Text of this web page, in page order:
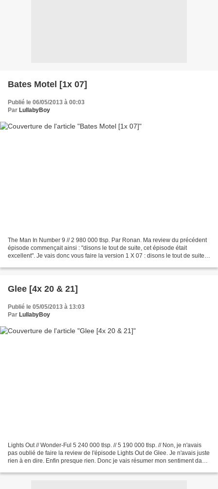
Bates Motel [1x 07]
Publié le 06/05/2013 à 00:03
Par LullabyBoy
The Man In Number 9 // 2 980 000 tlsp. Par Ronan. Ma review du précédent
épisode commençait ainsi : "disons le tout de suite, cet épisode était
excellent". Je vais donc vous faire la version 1 X 07 : disons le tout de suite,
Glee [4x 20 & 21]
Publié le 05/05/2013 à 13:03
Par LullabyBoy
Lights Out // Wonder-Ful 5 240 000 tlsp. // 5 190 000 tlsp. // Non, je n'avais
pas oublié de faire la review de l'épisode Lights Out de Glee. Je n'avais juste
rien à en dire. Enfin presque rien. Donc je vais résumer mon sentiment dans